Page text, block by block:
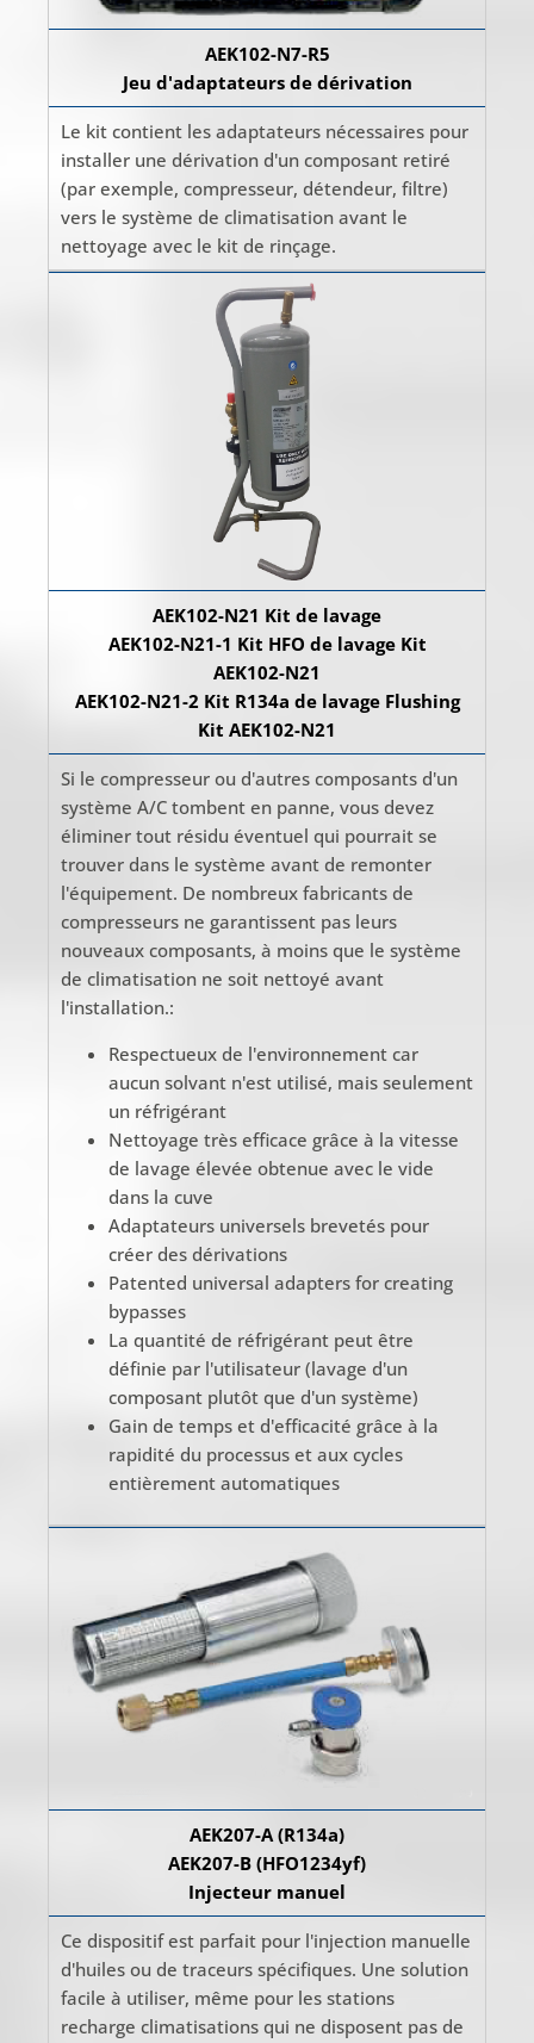
AEK102-N7-R5
Jeu d'adaptateurs de dérivation
Le kit contient les adaptateurs nécessaires pour
installer une dérivation d'un composant retiré
(par exemple, compresseur, détendeur, filtre)
vers le système de climatisation avant le
nettoyage avec le kit de rinçage.
AEK102-N21 Kit de lavage
AEK102-N21-1 Kit HFO de lavage Kit
AEK102-N21
AEK102-N21-2 Kit R134a de lavage Flushing
Kit AEK102-N21
Si le compresseur ou d'autres composants d'un
système A/C tombent en panne, vous devez
éliminer tout résidu éventuel qui pourrait se
trouver dans le système avant de remonter
l'équipement. De nombreux fabricants de
compresseurs ne garantissent pas leurs
nouveaux composants, à moins que le système
de climatisation ne soit nettoyé avant
l'installation.:
Respectueux de l'environnement car
aucun solvant n'est utilisé, mais seulement
un réfrigérant
Nettoyage très efficace grâce à la vitesse
de lavage élevée obtenue avec le vide
dans la cuve
Adaptateurs universels brevetés pour
créer des dérivations
Patented universal adapters for creating
bypasses
La quantité de réfrigérant peut être
définie par l'utilisateur (lavage d'un
composant plutôt que d'un système)
Gain de temps et d'efficacité grâce à la
rapidité du processus et aux cycles
entièrement automatiques
AEK207-A (R134a)
AEK207-B (HFO1234yf)
Injecteur manuel
Ce dispositif est parfait pour l'injection manuelle
d'huiles ou de traceurs spécifiques. Une solution
facile à utiliser, même pour les stations
recharge climatisations qui ne disposent pas de